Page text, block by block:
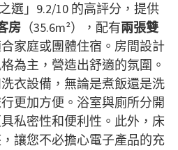
選」9.2/10 的高評分， 提供
房 （35.6m²），配有兩張雙
家庭或團體住宿。房間設計
為主，營造出舒適的氛圍。
衣設備，無論是煮飯還是洗
更加方便。浴室與廁所分開
私密性和便利性。此外，床
讓您不必擔心電子產品的充